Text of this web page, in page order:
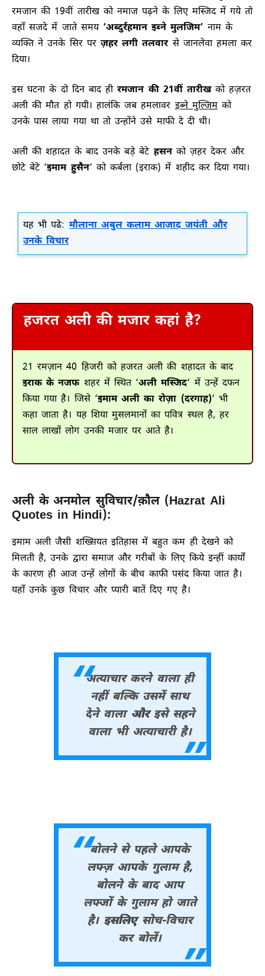
रमजान की 19वीं तारीख को नमाज पढ़ने के लिए मस्जिद में गये तो
वहाँ सजदे में जाते समय ‘अब्दुर्रहमान इब्ने मुलजिम’ नाम के
व्यक्ति ने उनके सिर पर ज़हर लगी तलवारसे जानलेवा हमला कर
दिया।
इस घटना के दो दिन बाद हीरमजान की 21वीं तारीखको हज़रत
अली की मौत हो गयी। हालंकि जब हमलावरइब्ने मुल्जिमको
उनके पास लाया गया था तो उन्होंने उसे माफी दे दी थी।
अली की शहादत के बाद उनके बड़े बेटे हसनको ज़हर देकर और
छोटे बेटे ‘इमाम हुसैन‘ को कर्बला (इराक) में शहीद कर दिया गया।
यह भी पढे:मौलाना अबुल कलाम आज़ाद जयंती और
उनके विचार
हजरत अली की मजार कहां है?
21 रमज़ान 40 हिजरी को हजरत अली की शहादत के बाद
इराक के नजफशहर में स्थित ‘अली मस्जिद‘ में उन्हें दफन
किया गया है। जिसे ‘इमाम अली का रोज़ा (दरगाह)‘ भी
कहा जाता है। यह शिया मुसलमानों का पवित्र स्थल है, हर
साल लाखों लोग उनकी मजार पर आते है।
अली के अनमोल सुविचार/क़ौल (Hazrat Ali
Quotes in Hindi):
इमाम अली जैसी शख्सियत इतिहास में बहुत कम ही देखने को
मिलती है, उनके द्वारा समाज और गरीबों के लिए किये इन्हीं कार्यों
के कारण ही आज उन्हें लोगों के बीच काफी पसंद किया जात है।
यहाँ उनके कुछ विचार और प्यारी बातें दिए गए है।
अत्याचार करने वाला ही
नहीं बल्कि उसमें साथ
देने वाला और इसे सहने
वाला भी अत्याचारी है।
बोलने से पहले आपके
लफ्ज़ आपके गुलाम है,
बोलने के बाद आप
लफ्जों के गुलाम हो जाते
है। इसलिए सोच-विचार
कर बोलें।